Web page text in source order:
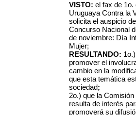
VISTO: el fax de 1o.
Uruguaya Contra la
solicita el auspicio
Concurso Nacional
de noviembre: Día
Mujer;
RESULTANDO:
promover el
cambio en la
que esta temática
sociedad;
2o.) que la
resulta de interés
promoverá su